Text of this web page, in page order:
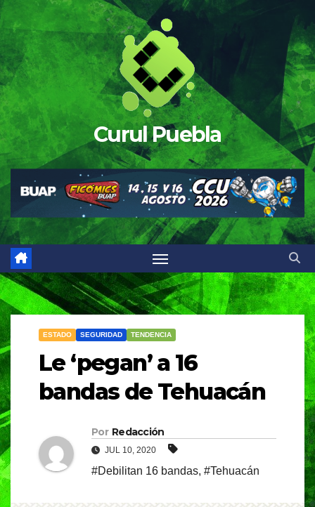
Saltar
al
contenido
Curul Puebla
ESTADO SEGURIDAD TENDENCIA
Le ‘pegan’ a 16
bandas de Tehuacán
Por Redacción
JUL 10, 2020
#Debilitan 16 bandas, #Tehuacán